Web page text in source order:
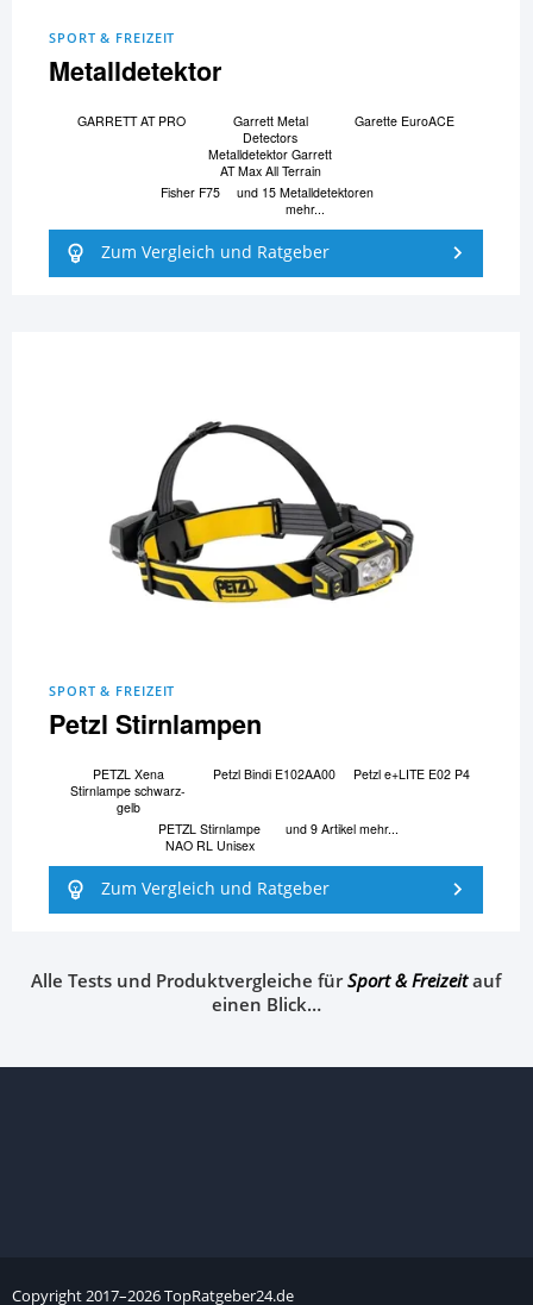
SPORT & FREIZEIT
Metalldetektor
GARRETT AT PRO
Garrett Metal
Detectors
Metalldetektor Garrett
AT Max All Terrain
Garette EuroACE
Fisher F75
und 15 Metalldetektoren
mehr...
Zum Vergleich und Ratgeber
SPORT & FREIZEIT
Petzl Stirnlampen
PETZL Xena
Stirnlampe schwarz-
gelb
Petzl Bindi E102AA00 Petzl e+LITE E02 P4
PETZL Stirnlampe
NAO RL Unisex
und 9 Artikel mehr...
Zum Vergleich und Ratgeber
Alle Tests und Produktvergleiche fürSport & Freizeitauf
einen Blick…
Copyright2017–2026TopRatgeber24.de